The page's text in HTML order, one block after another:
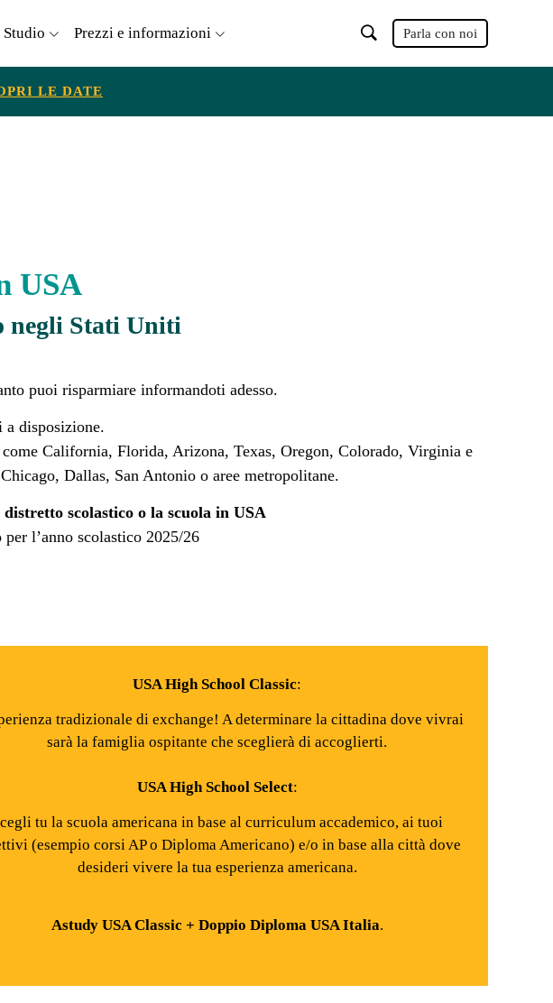
Prezzi e informazioni Parla con noi
LE DATE
USA
negli Stati Uniti
puoi risparmiare informandoti adesso.
disposizione.
come California, Florida, Arizona, Texas, Oregon, Colorado, Virginia e
Dallas, San Antonio o aree metropolitane.
scolastico o la scuola in USA
l’anno scolastico 2025/26
USA High School Classic:
tradizionale di exchange! A determinare la cittadina dove vivrai
sarà la famiglia ospitante che sceglierà di accoglierti.
USA High School Select:
tu la scuola americana in base al curriculum accademico, ai tuoi
(esempio corsi AP o Diploma Americano) e/o in base alla città dove
desideri vivere la tua esperienza americana.
Astudy USA Classic + Doppio Diploma USA Italia.